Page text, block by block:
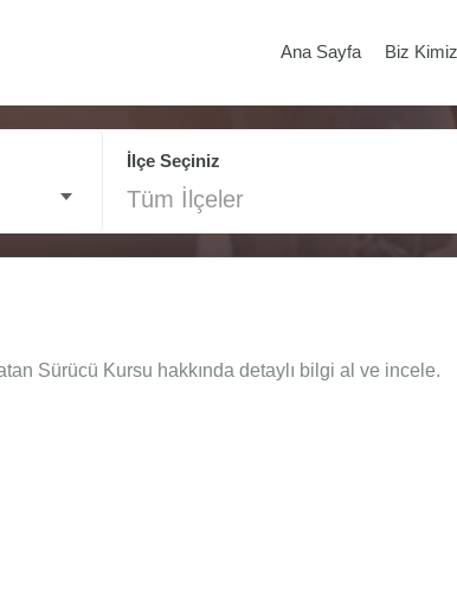
Ana Sayfa Biz Kimiz
İlçe Seçiniz
Tüm İlçeler
Sürücü Kursu hakkında detaylı bilgi al ve incele.